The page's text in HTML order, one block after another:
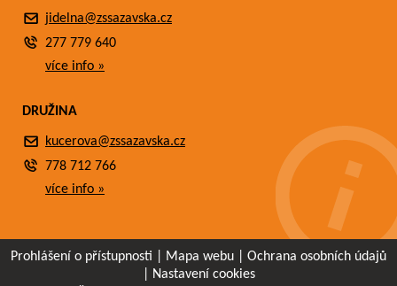
jidelna@zssazavska.cz
277 779 640
více info »
DRUŽINA
kucerova@zssazavska.cz
778 712 766
více info »
Prohlášení o přístupnosti Mapa webu
Ochrana osobních údajů
Nastavení cookies